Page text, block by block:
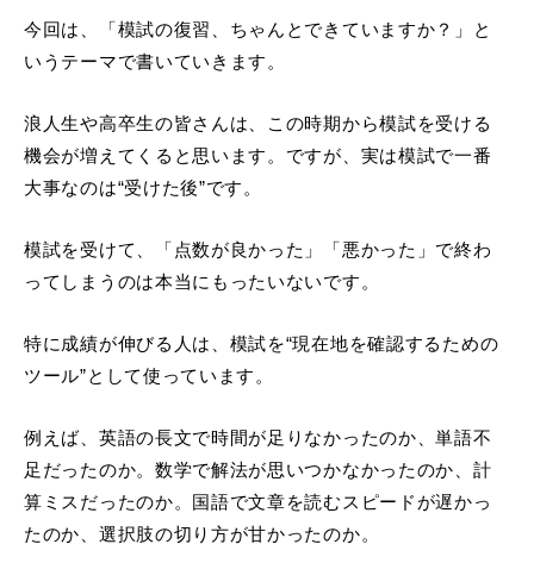
今回は、「模試の復習、ちゃんとできていますか？」と
いうテーマで書いていきます。
浪人生や高卒生の皆さんは、この時期から模試を受ける
機会が増えてくると思います。ですが、実は模試で一番
大事なのは“受けた後”です。
模試を受けて、「点数が良かった」「悪かった」で終わ
ってしまうのは本当にもったいないです。
特に成績が伸びる人は、模試を“現在地を確認するための
ツール”として使っています。
例えば、英語の長文で時間が足りなかったのか、単語不
足だったのか。数学で解法が思いつかなかったのか、計
算ミスだったのか。国語で文章を読むスピードが遅かっ
たのか、選択肢の切り方が甘かったのか。